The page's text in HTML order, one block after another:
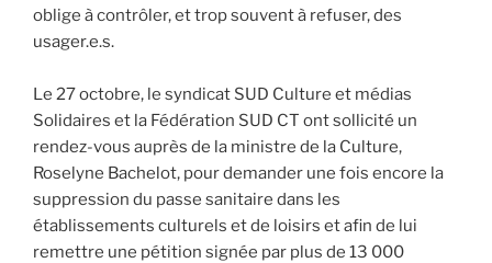
oblige à contrôler, et trop souvent à refuser, des
usager.e.s.
Le 27 octobre, le syndicat SUD Culture et médias
Solidaires et la Fédération SUD CT ont sollicité un
rendez-vous auprès de la ministre de la Culture,
Roselyne Bachelot, pour demander une fois encore la
suppression du passe sanitaire dans les
établissements culturels et de loisirs et afin de lui
remettre une pétition signée par plus de 13 000